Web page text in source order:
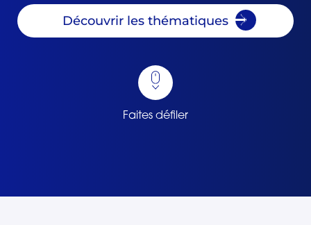
Découvrir les thématiques
Faites défiler